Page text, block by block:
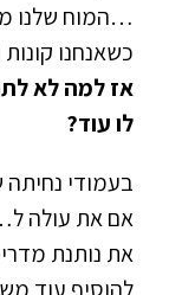
…המוח שלנו
כשאנחנו
אז למה לא
לו עוד?
בעמודי
אם את עולה
את נותנת